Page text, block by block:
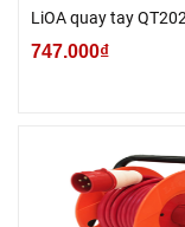
LiOA quay tay
QT3025
747.000₫